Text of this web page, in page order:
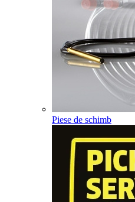
Piese de schimb